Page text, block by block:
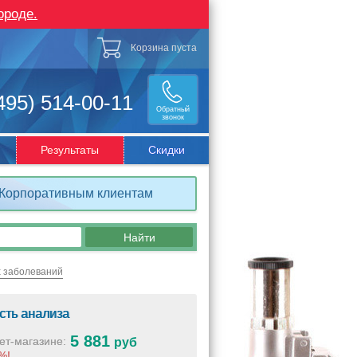
514-00-11
Обратный
звонок
Корзина пуста
Результаты Скидки
клиентам
заболеваний
анализа
магазине: 5 881 руб